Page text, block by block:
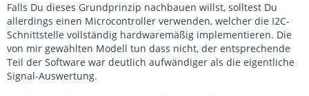
Falls Du dieses Grundprinzip nachbauen willst, solltest Du
allerdings einen Microcontroller verwenden, welcher die I2C-
Schnittstelle vollständig hardwaremäßig implementieren. Die
von mir gewählten Modell tun dass nicht, der entsprechende
Teil der Software war deutlich aufwändiger als die eigentliche
Signal-Auswertung.